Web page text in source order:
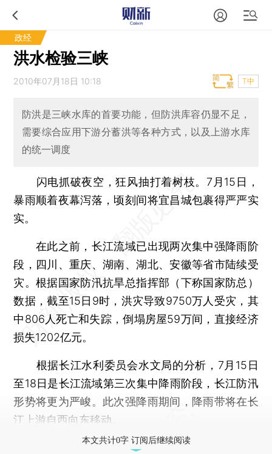
政经
洪水检验三峡
2010年07月18日 10:18 T中
防洪是三峡水库的首要功能，但防洪库容仍显不足，
需要综合应用下游分蓄洪等各种方式，以及上游水库
的统一调度
闪电抓破夜空，狂风抽打着树枝。7月15日，
暴雨顺着夜幕泻落，顷刻间将宜昌城包裹得严严实
实。
在此之前，长江流域已出现两次集中强降雨阶
段，四川、重庆、湖南、湖北、安徽等省市陆续受
灾。根据国家防汛抗旱总指挥部（下称国家防总）
数据，截至15日9时，洪灾导致9750万人受灾，其
中806人死亡和失踪，倒塌房屋59万间，直接经济
损失1202亿元。
根据长江水利委员会水文局的分析，7月15日
至18日是长江流域第三次集中降雨阶段，长江防汛
形势将更为严峻。此次强降雨期间，降雨带将在长
江上游自西向东移动。
本文共计0字 订阅后继续阅读